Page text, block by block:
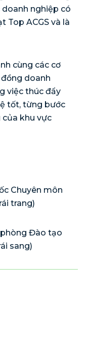
doanh nghiệp có
Top ACGS và là
cùng các cơ
doanh
việc thúc đẩy
tốt, từng bước
của khu vực
Chuyên môn
trang)
phòng Đào tạo
sang)